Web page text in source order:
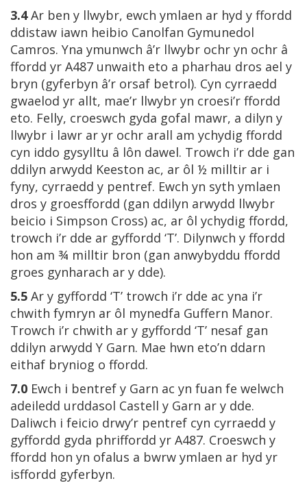
3.4Ar ben y llwybr, ewch ymlaen ar hyd y ffordd
ddistaw iawn heibio Canolfan Gymunedol
Camros. Yna ymunwch â’r llwybr ochr yn ochr â
ffordd yr A487 unwaith eto a pharhau dros ael y
bryn (gyferbyn â’r orsaf betrol). Cyn cyrraedd
gwaelod yr allt, mae’r llwybr yn croesi’r ffordd
eto. Felly, croeswch gyda gofal mawr, a dilyn y
llwybr i lawr ar yr ochr arall am ychydig ffordd
cyn iddo gysylltu â lôn dawel. Trowch i’r dde gan
ddilyn arwydd Keeston ac, ar ôl ½ milltir ar i
fyny, cyrraedd y pentref. Ewch yn syth ymlaen
dros y groesffordd (gan ddilyn arwydd llwybr
beicio i Simpson Cross) ac, ar ôl ychydig ffordd,
trowch i’r dde ar gyffordd ‘T’. Dilynwch y ffordd
hon am ¾ milltir bron (gan anwybyddu ffordd
groes gynharach ar y dde).
5.5 Ar y gyffordd ‘T’ trowch i’r dde ac yna i’r
chwith fymryn ar ôl mynedfa Guffern Manor.
Trowch i’r chwith ar y gyffordd ‘T’ nesaf gan
ddilyn arwydd Y Garn. Mae hwn eto’n ddarn
eithaf bryniog o ffordd.
7.0 Ewch i bentref y Garn ac yn fuan fe welwch
adeiledd urddasol Castell y Garn ar y dde.
Daliwch i feicio drwy’r pentref cyn cyrraedd y
gyffordd gyda phriffordd yr A487. Croeswch y
ffordd hon yn ofalus a bwrw ymlaen ar hyd yr
isffordd gyferbyn.